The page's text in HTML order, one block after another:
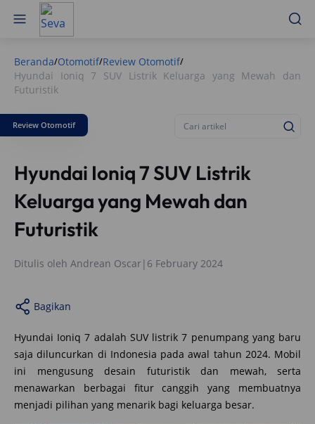
Beranda/Otomotif/Review Otomotif/
Hyundai Ioniq 7 SUV Listrik Keluarga yang Mewah dan
Futuristik
Review Otomotif
Hyundai Ioniq 7 SUV Listrik
Keluarga yang Mewah dan
Futuristik
Ditulis oleh Andrean Oscar| 6 February 2024
Bagikan
Hyundai Ioniq 7 adalah SUV listrik 7 penumpang yang baru
saja diluncurkan di Indonesia pada awal tahun 2024. Mobil
ini mengusung desain futuristik dan mewah, serta
menawarkan berbagai fitur canggih yang membuatnya
menjadi pilihan yang menarik bagi keluarga besar.